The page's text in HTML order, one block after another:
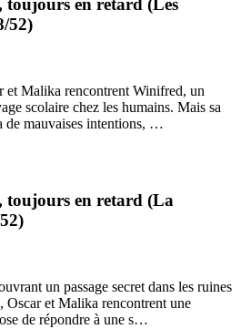
en retard (Les
52)
et Malika rencontrent Winifred, un
scolaire chez les humains. Mais sa
de mauvaises intentions, …
toujours en retard (La
un passage secret dans les ruines
Oscar et Malika rencontrent une
de répondre à une s…